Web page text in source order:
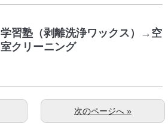
学習塾（剥離洗浄ワックス）→空
室クリーニング
次のページへ »